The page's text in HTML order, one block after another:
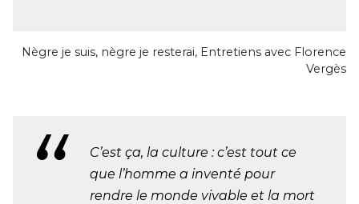
Nègre je suis, nègre je resterai, Entretiens avec Florence
Vergès
C’est ça, la culture : c’est tout ce
que l’homme a inventé pour
rendre le monde vivable et la mort